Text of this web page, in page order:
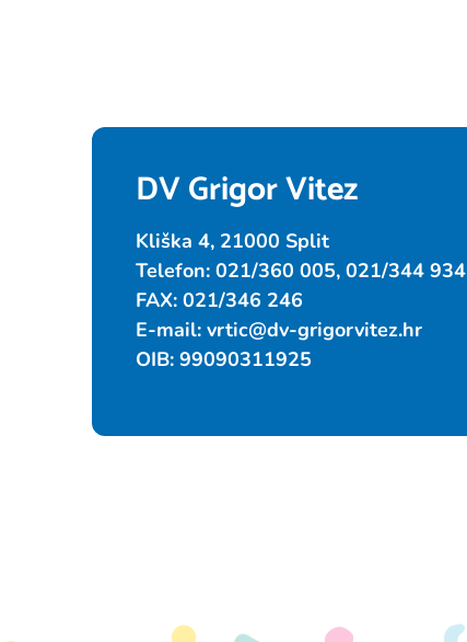
DV Grigor Vitez
Kliška 4, 21000 Split
Telefon: 021/360 005, 021/344 934
FAX: 021/346 246
E-mail: vrtic@dv-grigorvitez.hr
OIB: 99090311925